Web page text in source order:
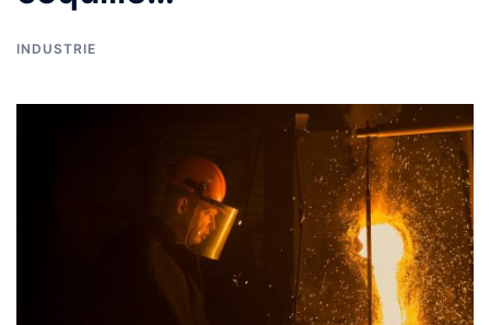
INDUSTRIE